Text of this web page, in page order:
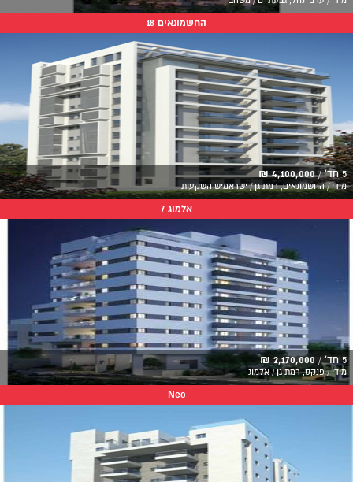
החשמונאים 18
5 חד' / 4,100,000 ₪
מידי / החשמונאים, רמת גן / ישראמיש השקעות
אלמוג 7
5 חד' / 2,170,000 ₪
מידי / פנקס, רמת גן / אלמוג
Neo